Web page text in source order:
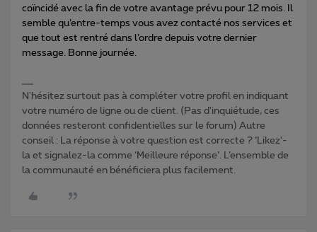
coïncidé avec la fin de votre avantage prévu pour 12 mois. Il
semble qu’entre-temps vous avez contacté nos services et
que tout est rentré dans l’ordre depuis votre dernier
message. Bonne journée.
N'hésitez surtout pas à compléter votre profil en indiquant
votre numéro de ligne ou de client. (Pas d'inquiétude, ces
données resteront confidentielles sur le forum) Autre
conseil : La réponse à votre question est correcte ? ‘Likez’-
la et signalez-la comme ‘Meilleure réponse’. L’ensemble de
la communauté en bénéficiera plus facilement.